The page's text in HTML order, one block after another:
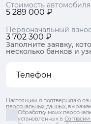
Стоимость автомобиля
5 289 000 ₽
Первоначальный взнос
3 702 300 ₽
Заполните заявку,
несколько банков и
Настоящим я подтверждаю
персональных данных,
Обработку моих
установленных в